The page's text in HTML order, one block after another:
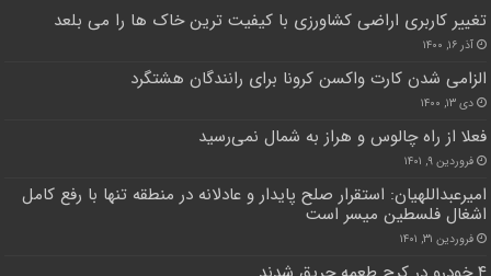
تغییر کاربری اراضی کشاورزی با کیفیت ترین خاک ها را می بلعد
آذر ۱۶, ۱۴۰۰
الزامی شدن کارت واکسن کرونا برای رانندگان هشتگرد
دی ۱۳, ۱۴۰۰
فعلا از راه چالوس و هراز به شمال نمی‌رسید
فروردین ۹, ۱۴۰۱
امیرعبداللهیان: استقرار صلح پایدار و عادلانه در منطقه تنها با رفع کامل
اشغال فلسطین میسر است
فروردین ۳۱, ۱۴۰۱